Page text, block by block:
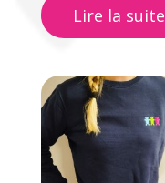
Lire la suite
Ce
produit
a
plusieurs